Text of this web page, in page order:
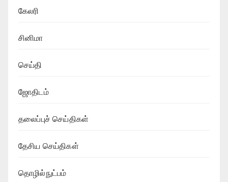
கேலரி
சினிமா
செய்தி
ஜோதிடம்
தலைப்புச் செய்திகள்
தேசிய செய்திகள்
தொழில்நுட்பம்